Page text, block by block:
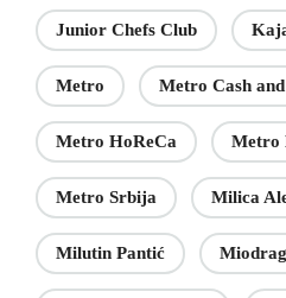
Junior Chefs Club
Metro Metro Cash
Metro HoReCa Metro
Metro Srbija Milica
Milutin Pantić